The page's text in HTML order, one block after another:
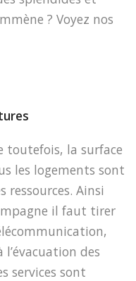
? Voyez nos
toutefois, la surface
les logements sont
ressources. Ainsi
il faut tirer
des
services sont